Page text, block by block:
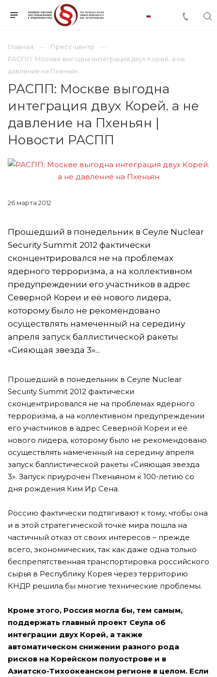
Главная
Пресс-центр
РАСПП: Москве выгодна интеграция двух Корей. а не
давление на Пхеньян
РАСПП: Москве выгодна
интеграция двух Корей. а не
давление на Пхеньян |
Новости РАСПП
26 марта 2012
Прошедший в понедельник в Сеуле Nuclear
Security Summit 2012 фактически
сконцентрировался не на проблемах
ядерного терроризма, а на коллективном
предупреждении его участников в адрес
Северной Кореи и её нового лидера,
которому было не рекомендовано
осуществлять намеченный на середину
апреля запуск баллистической ракеты
«Сияющая звезда 3»...
Прошедший в понедельник в Сеуле Nuclear
Security Summit 2012 фактически
сконцентрировался не на проблемах ядерного
терроризма, а на коллективном предупреждении
его участников в адрес Северной Кореи и её
нового лидера, которому было не рекомендовано
осуществлять намеченный на середину апреля
запуск баллистической ракеты «Сияющая звезда
3». Запуск приурочен Пхеньяном к 100-летию со
дня рождения Ким Ир Сена.
Россию фактически подтягивают к тому, чтобы она
и в этой стратегической точке мира пошла на
частичный отказ от своих интересов – прежде
всего, экономических, так как даже одна только
беспрепятственная транспортировка российского
сырья в Республику Корея через территорию
КНДР решила бы многие технические проблемы.
Кроме этого, Россия могла бы, тем самым,
поддержать главный проект Сеула об
интеграции двух Корей, а также
автоматическом снижении разного рода
рисков на Корейском полуострове и в
Азиатско-Тихоокеанском регионе в целом. Если